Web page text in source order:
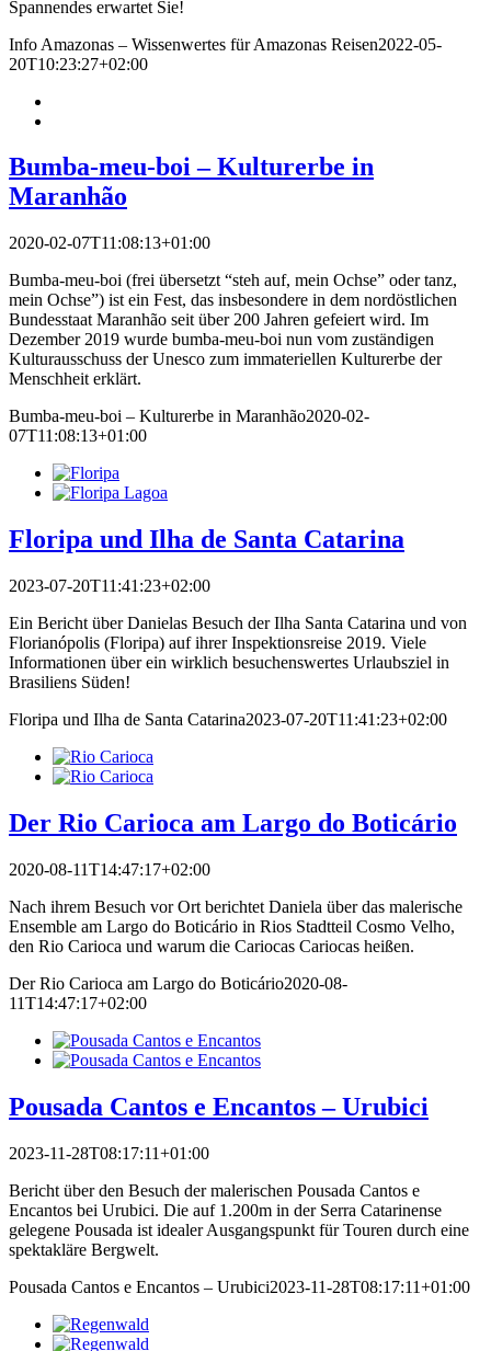
Spannendes erwartet Sie!
Info Amazonas – Wissenwertes für Amazonas Reisen2022-05-
20T10:23:27+02:00
Bumba-meu-boi – Kulturerbe in
Maranhão
2020-02-07T11:08:13+01:00
Bumba-meu-boi (frei übersetzt “steh auf, mein Ochse” oder tanz,
mein Ochse”) ist ein Fest, das insbesondere in dem nordöstlichen
Bundesstaat Maranhão seit über 200 Jahren gefeiert wird. Im
Dezember 2019 wurde bumba-meu-boi nun vom zuständigen
Kulturausschuss der Unesco zum immateriellen Kulturerbe der
Menschheit erklärt.
Bumba-meu-boi – Kulturerbe in Maranhão2020-02-
07T11:08:13+01:00
Floripa und Ilha de Santa Catarina
2023-07-20T11:41:23+02:00
Ein Bericht über Danielas Besuch der Ilha Santa Catarina und von
Florianópolis (Floripa) auf ihrer Inspektionsreise 2019. Viele
Informationen über ein wirklich besuchenswertes Urlaubsziel in
Brasiliens Süden!
Floripa und Ilha de Santa Catarina2023-07-20T11:41:23+02:00
Der Rio Carioca am Largo do Boticário
2020-08-11T14:47:17+02:00
Nach ihrem Besuch vor Ort berichtet Daniela über das malerische
Ensemble am Largo do Boticário in Rios Stadtteil Cosmo Velho,
den Rio Carioca und warum die Cariocas Cariocas heißen.
Der Rio Carioca am Largo do Boticário2020-08-
11T14:47:17+02:00
Pousada Cantos e Encantos – Urubici
2023-11-28T08:17:11+01:00
Bericht über den Besuch der malerischen Pousada Cantos e
Encantos bei Urubici. Die auf 1.200m in der Serra Catarinense
gelegene Pousada ist idealer Ausgangspunkt für Touren durch eine
spektakläre Bergwelt.
Pousada Cantos e Encantos – Urubici2023-11-28T08:17:11+01:00